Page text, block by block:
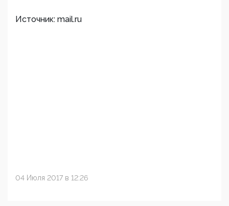
Источник: mail.ru
04 Июля 2017 в 12:26